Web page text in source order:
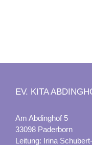
EV. KITA
Am Abdinghof 5
33098 Paderborn
Leitung: Irina